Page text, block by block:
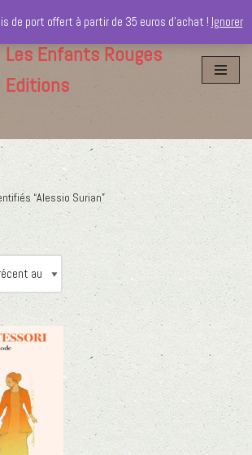
Les Enfants Rouges
Editions
“Alessio Surian”
de port offert à partir de 35 euros d'achat ! Ignorer